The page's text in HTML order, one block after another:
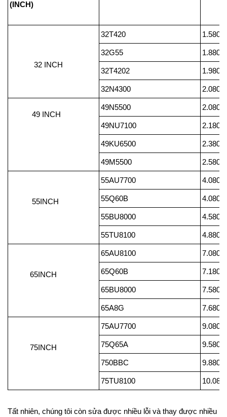
(INCH)
32 INCH
32T420
32G55
32T4202
32N4300
49 INCH
49N5500
49NU7100
49KU6500
49M5500
55INCH
55AU7700
55Q60B
55BU8000
55TU8100
65INCH
65AU8100
65Q60B
65BU8000
65A8G
75INCH
75AU7700
75Q65A
750BBC
75TU8100
Tất nhiên, chúng tôi còn sửa được nhiều lỗi và thay được nhiều